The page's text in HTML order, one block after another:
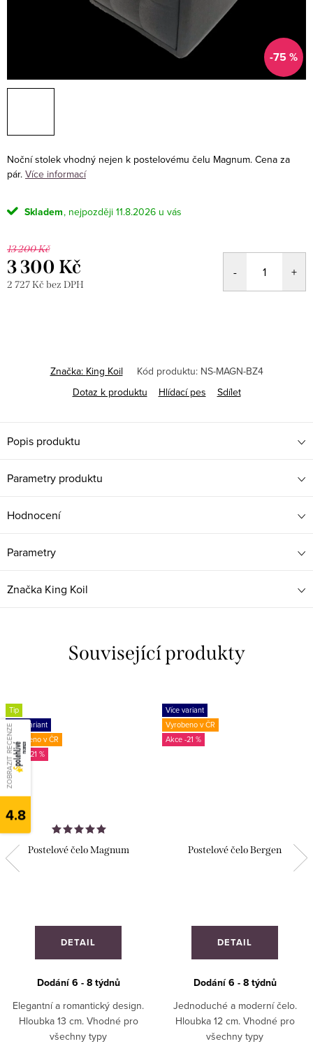
-75 %
Noční stolek vhodný nejen k postelovému čelu Magnum. Cena za
pár. Více informací
Skladem 11.8.2026
13 200 Kč
3 300 Kč
2 727 Kč bez DPH
Značka: King Koil Kód produktu: NS-MAGN-BZ4
Dotaz k produktu
Hlídací pes Sdílet
Popis produktu
Parametry produktu
Hodnocení
Parametry
Značka King Koil
Související produkty
Tip
Více variant
Vyrobeno v ČR
-21 %
Postelové čelo Magnum
DETAIL
Dodání 6 - 8 týdnů
Elegantní a romantický design.
Hloubka 13 cm. Vhodné pro
všechny typy
Více variant
Vyrobeno v ČR
-21 %
Postelové čelo Bergen
DETAIL
Dodání 6 - 8 týdnů
Jednoduché a moderní čelo.
Hloubka 12 cm. Vhodné pro
všechny typy
ZOBRAZIT RECENZE
4.8